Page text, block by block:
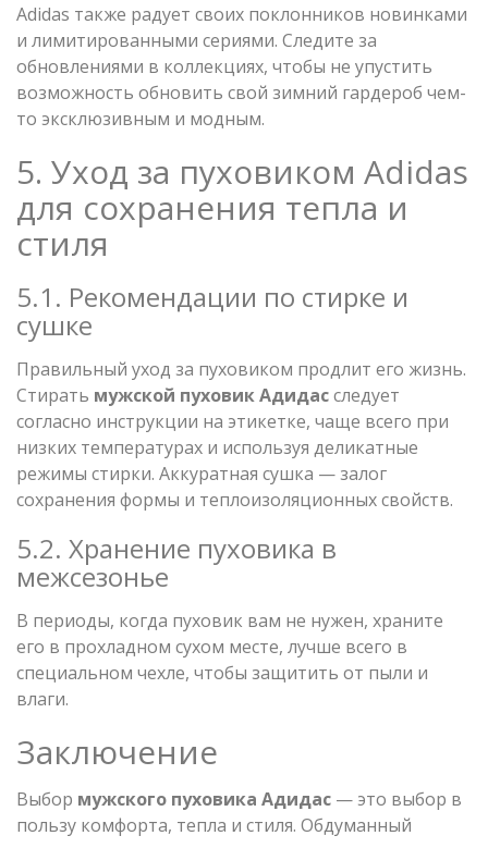
Adidas также радует своих поклонников новинками
и лимитированными сериями. Следите за
обновлениями в коллекциях, чтобы не упустить
возможность обновить свой зимний гардероб чем-
то эксклюзивным и модным.
5. Уход за пуховиком Adidas
для сохранения тепла и
стиля
5.1. Рекомендации по стирке и
сушке
Правильный уход за пуховиком продлит его жизнь.
Стирать мужской пуховик Адидасследует
согласно инструкции на этикетке, чаще всего при
низких температурах и используя деликатные
режимы стирки. Аккуратная сушка — залог
сохранения формы и теплоизоляционных свойств.
5.2. Хранение пуховика в
межсезонье
В периоды, когда пуховик вам не нужен, храните
его в прохладном сухом месте, лучше всего в
специальном чехле, чтобы защитить от пыли и
влаги.
Заключение
Выбор мужского пуховика Адидас — это выбор в
пользу комфорта, тепла и стиля. Обдуманный